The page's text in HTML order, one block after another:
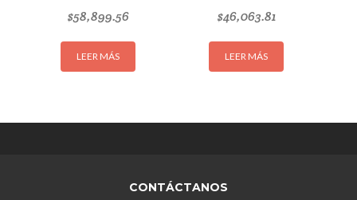
$58,899.56
LEER MÁS
$46,063.81
LEER MÁS
CONTÁCTANOS